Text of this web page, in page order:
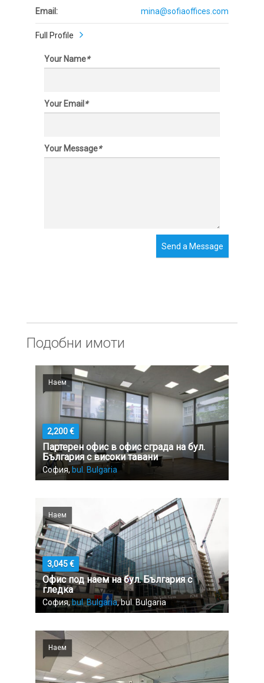
Email:
mina@sofiaoffices.com
Full Profile
Your Name*
Your Email *
Your Message*
Send a Message
Подобни имоти
Наем
2,200 €
Партерен офис в офис сграда на бул.
България с високи тавани
София, bul. Bulgaria
Наем
3,045 €
Офис под наем на бул. България с
гледка
София,bul. Bulgaria, bul. Bulgaria
Наем